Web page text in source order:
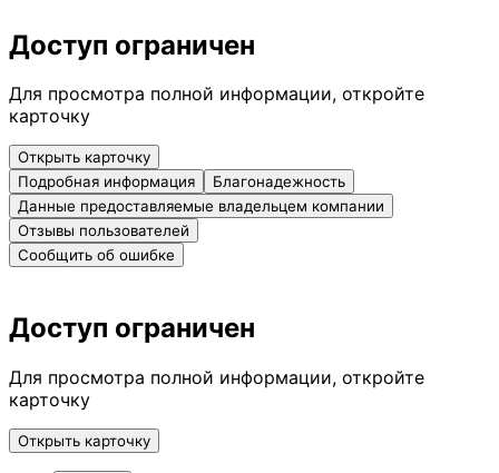
Доступ ограничен
Для просмотра полной информации, откройте
карточку
Открыть карточку
Подробная информация
Благонадежность
Данные предоставляемые владельцем компании
Отзывы пользователей
Сообщить об ошибке
Доступ ограничен
Для просмотра полной информации, откройте
карточку
Открыть карточку